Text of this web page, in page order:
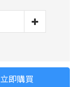
立即購買